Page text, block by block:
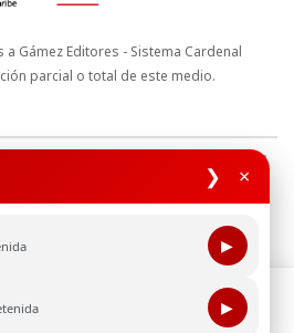
❯ ×
▶
▶
Gámez Editores - Sistema Cardenal
parcial o total de este medio.
Derechos de Autor y Propiedad Intelectual
Política de Tratamiento de Datos
para mejorar tu experiencia de
aceptas nuestra política de uso de